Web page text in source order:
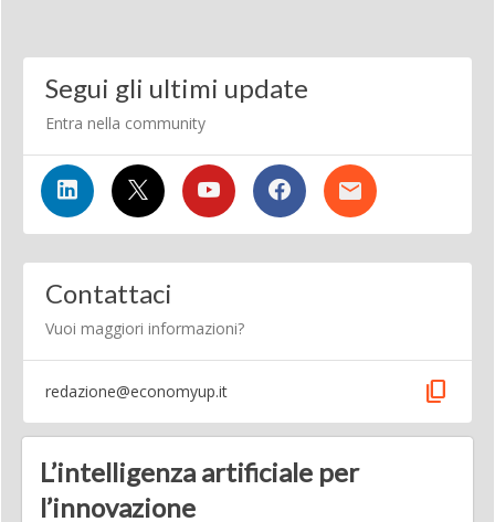
Segui gli ultimi update
Entra nella community
Contattaci
Vuoi maggiori informazioni?
redazione@economyup.it content_copy
L’intelligenza artificiale per
l’innovazione